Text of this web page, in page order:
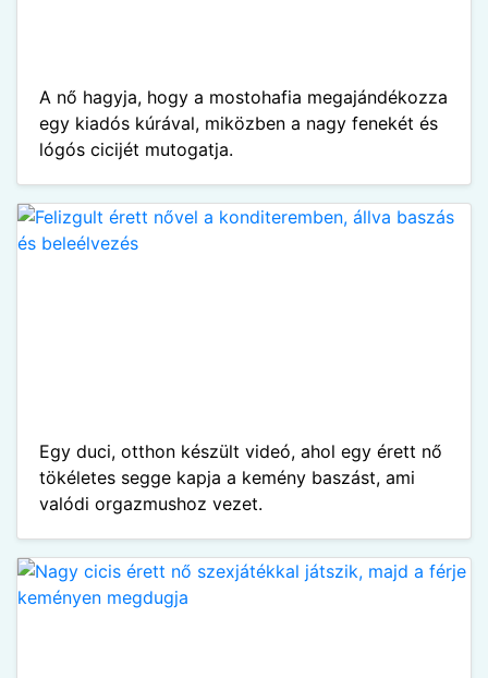
A nő hagyja, hogy a mostohafia megajándékozza
egy kiadós kúrával, miközben a nagy fenekét és
lógós cicijét mutogatja.
Egy duci, otthon készült videó, ahol egy érett nő
tökéletes segge kapja a kemény baszást, ami
valódi orgazmushoz vezet.